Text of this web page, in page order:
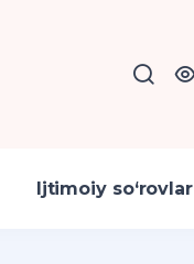
Ijtimoiy so‘rovlar